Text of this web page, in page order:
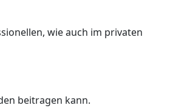
wie auch im privaten
beitragen kann.